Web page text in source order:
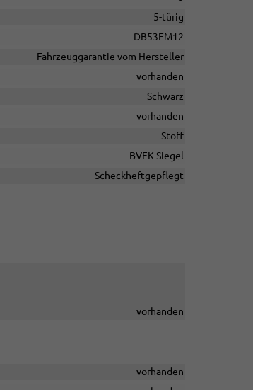
5-türig
DB53EM12
Fahrzeuggarantie vom Hersteller
vorhanden
Schwarz
vorhanden
Stoff
BVFK-Siegel
Scheckheftgepflegt
vorhanden
vorhanden